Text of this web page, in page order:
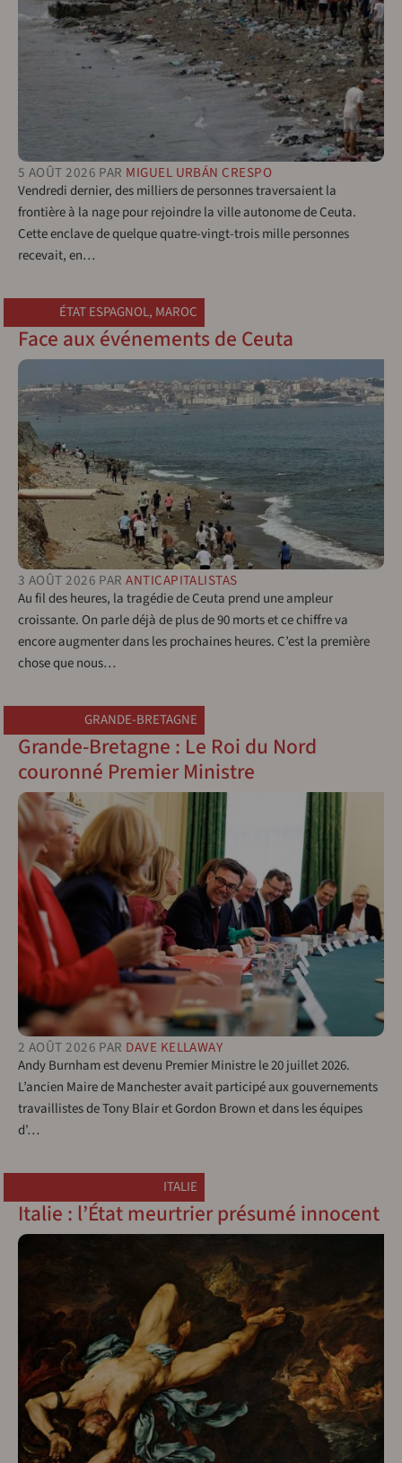
5 AOÛT 2026 PAR MIGUEL URBÁN CRESPO
Vendredi dernier, des milliers de personnes traversaient la
frontière à la nage pour rejoindre la ville autonome de Ceuta.
Cette enclave de quelque quatre-vingt-trois mille personnes
recevait, en…
ÉTAT ESPAGNOL, MAROC
Face aux événements de Ceuta
3 AOÛT 2026 PARANTICAPITALISTAS
Au fil des heures, la tragédie de Ceuta prend une ampleur
croissante. On parle déjà de plus de 90 morts et ce chiffre va
encore augmenter dans les prochaines heures. C’est la première
chose que nous…
GRANDE-BRETAGNE
Grande-Bretagne : Le Roi du Nord
couronné Premier Ministre
2 AOÛT 2026 PAR DAVE KELLAWAY
Andy Burnham est devenu Premier Ministre le 20 juillet 2026.
L’ancien Maire de Manchester avait participé aux gouvernements
travaillistes de Tony Blair et Gordon Brown et dans les équipes
d’…
ITALIE
Italie : l’État meurtrier présumé innocent